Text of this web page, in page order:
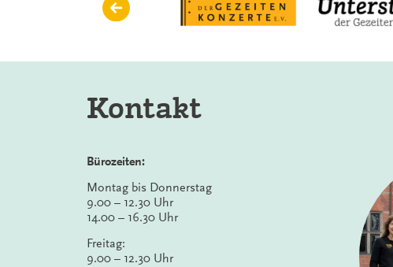
Kontakt
Bürozeiten:
Montag bis Donnerstag
9.00 – 12.30 Uhr
14.00 – 16.30 Uhr
Freitag:
9.00 – 12.30 Uhr